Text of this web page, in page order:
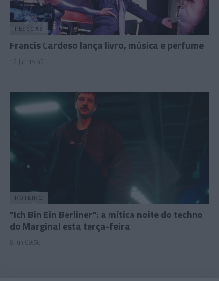
PESSOAS
Francis Cardoso lança livro, música e perfume
12 Jun 15:43
ROTEIRO
"Ich Bin Ein Berliner": a mítica noite do techno
do Marginal esta terça-feira
8 Jun 09:56